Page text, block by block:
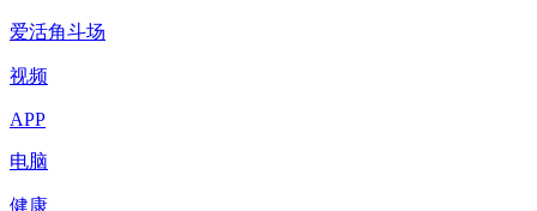
爱活角斗场
视频
APP
电脑
健康